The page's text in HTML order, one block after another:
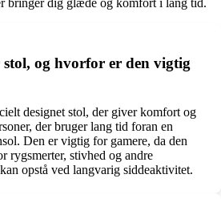
bringer dig glæde og komfort i lang tid.
og hvorfor er den vigtig
designet stol, der giver komfort og
der bruger lang tid foran en
Den er vigtig for gamere, da den
rygsmerter, stivhed og andre
opstå ved langvarig siddeaktivitet.